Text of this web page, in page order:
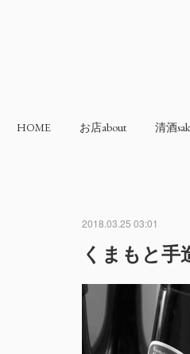
HOME お店about 清酒
2018.03.25 03:01
くまもと手